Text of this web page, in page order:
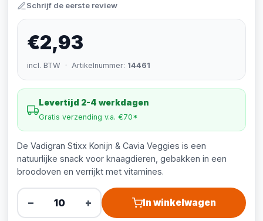
Schrijf de eerste review
€2,93
incl. BTW · Artikelnummer: 14461
Levertijd 2-4 werkdagen
Gratis verzending v.a. €70*
De Vadigran Stixx Konijn & Cavia Veggies is een
natuurlijke snack voor knaagdieren, gebakken in een
broodoven en verrijkt met vitamines.
− + In winkelwagen